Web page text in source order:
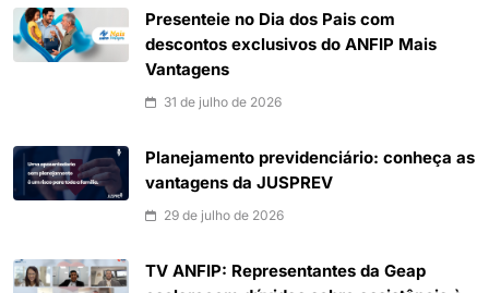
Presenteie no Dia dos Pais com
descontos exclusivos do ANFIP Mais
Vantagens
31 de julho de 2026
Planejamento previdenciário: conheça as
vantagens da JUSPREV
29 de julho de 2026
TV ANFIP: Representantes da Geap